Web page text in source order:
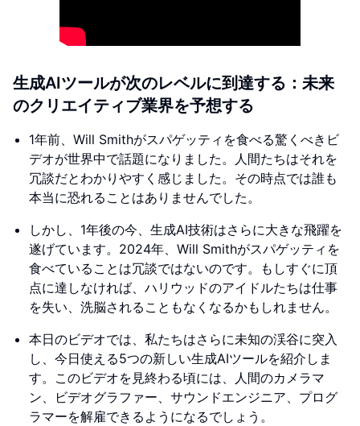
生成AIツールが次のレベルに到達する：未来
のクリエイティブ業界を予想する
1年前、Will Smithがスパゲッティを食べる驚くべきビ
デオが世界中で話題になりました。人間たちはそれを
冗談だとわかりやすく感じました。その時点では誰も
本当に恐れることはありませんでした。
しかし、1年後の今、生成AI技術はさらに大きな飛躍を
遂げています。2024年、Will Smithがスパゲッティを
食べていることは冗談ではないのです。もしすぐに頂
点に達しなければ、ハリウッドのアイドルたちは仕事
を失い、洗脳されることもなくなるかもしれません。
本日のビデオでは、私たちはさらに未知の渓谷に突入
し、今日使える5つの新しい生成AIツールを紹介しま
す。このビデオを見終わる頃には、人間のカメラマ
ン、ビデオグラファー、サウンドエンジニア、プログ
ラマーを解雇できるようになるでしょう。